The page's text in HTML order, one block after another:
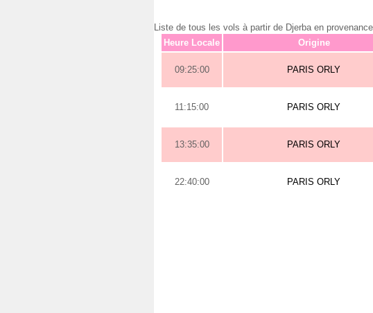
Liste de tous les vols à partir de Djerba en
Heure Locale
Origine
09:25:00 PARIS ORLY
11:15:00 PARIS ORLY
13:35:00 PARIS ORLY
22:40:00 PARIS ORLY